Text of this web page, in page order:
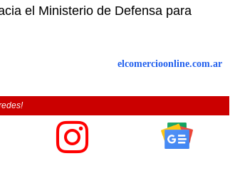
el Ministerio de Defensa para
elcomercioonline.com.ar